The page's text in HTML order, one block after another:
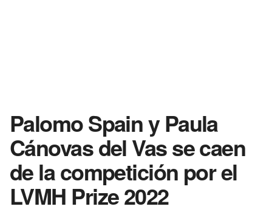
Palomo Spain y Paula
Cánovas del Vas se caen
de la competición por el
LVMH Prize 2022